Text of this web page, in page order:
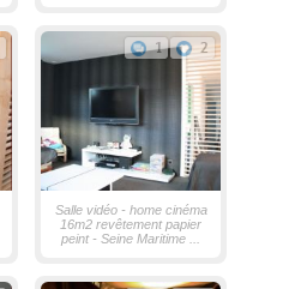
1 2
Salle vidéo - home cinéma
16m2 revêtement papier
peint - Seine Maritime ...